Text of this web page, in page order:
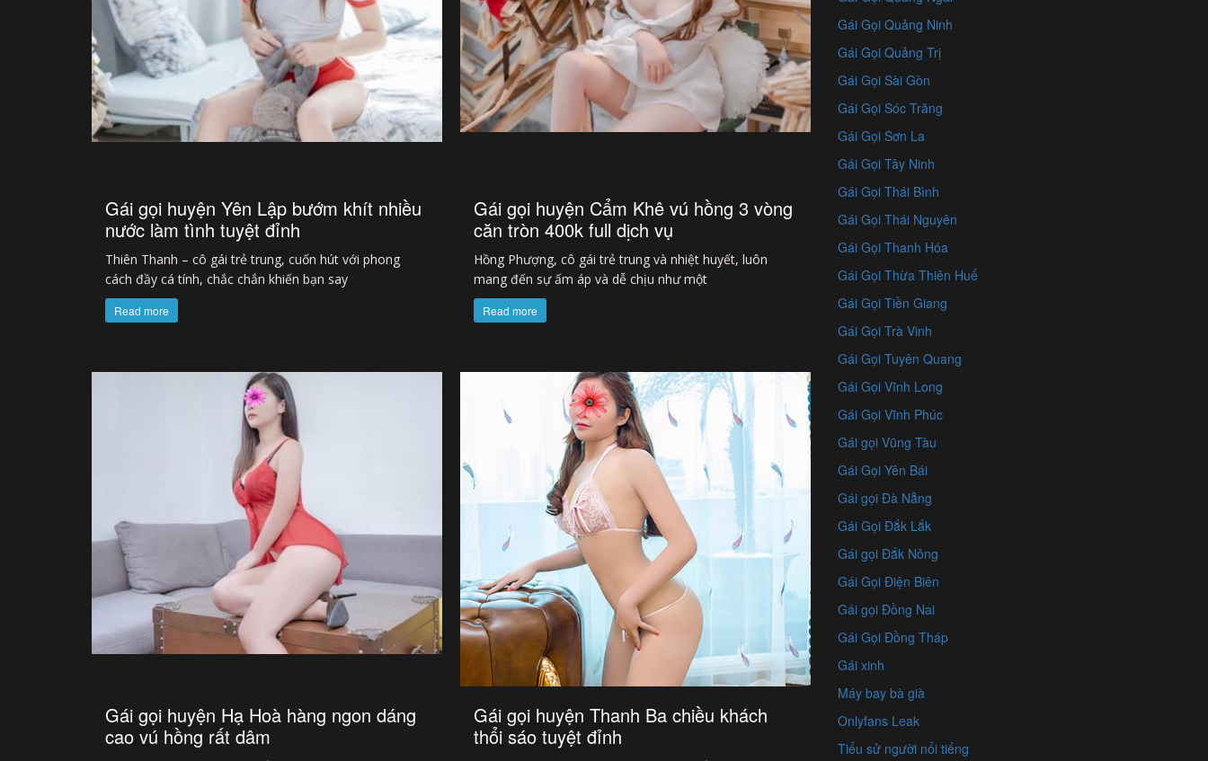
Gái gọi huyện Yên Lập bướm khít nhiều
nước làm tình tuyệt đỉnh
Thiên Thanh – cô gái trẻ trung, cuốn hút với phong
cách đầy cá tính, chắc chắn khiến bạn say
Read more
Gái gọi huyện Cẩm Khê vú hồng 3 vòng
căn tròn 400k full dịch vụ
Hồng Phượng, cô gái trẻ trung và nhiệt huyết, luôn
mang đến sự ấm áp và dễ chịu như một
Read more
Gái gọi huyện Hạ Hoà hàng ngon dáng
cao vú hồng rất dâm
Gái gọi huyện Thanh Ba chiều khách
thổi sáo tuyệt đỉnh
Gái Gọi Quảng Ninh
Gái Gọi Quảng Trị
Gái Gọi Sài Gòn
Gái Gọi Sóc Trăng
Gái Gọi Sơn La
Gái Gọi Tây Ninh
Gái Gọi Thái Bình
Gái Gọi Thái Nguyên
Gái Gọi Thanh Hóa
Gái Gọi Thừa Thiên Huế
Gái Gọi Tiền Giang
Gái Gọi Trà Vinh
Gái Gọi Tuyên Quang
Gái Gọi Vĩnh Long
Gái Gọi Vĩnh Phúc
Gái gọi Vũng Tàu
Gái Gọi Yên Bái
Gái gọi Đà Nẵng
Gái Gọi Đắk Lắk
Gái gọi Đắk Nông
Gái Gọi Điện Biên
Gái gọi Đồng Nai
Gái Gọi Đồng Tháp
Gái xinh
Máy bay bà già
Onlyfans Leak
Tiểu sử người nổi tiếng